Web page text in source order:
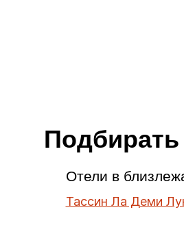
Отели в
Тассин Ла Деми